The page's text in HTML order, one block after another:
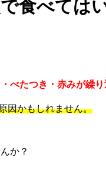
食べては
べたつき・赤みが繰
因かもしれません。
か？